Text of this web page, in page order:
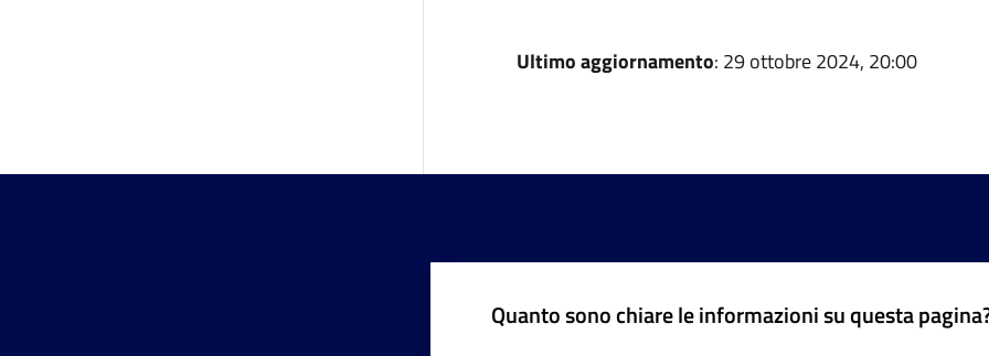
Ultimo aggiornamento: 29 ottobre 2024, 20:00
Quanto sono chiare le informazioni su questa